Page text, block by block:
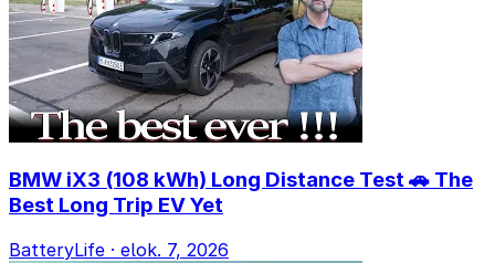
BMW iX3 (108 kWh) Long Distance Test 🚗 The
Best Long Trip EV Yet
BatteryLife · elok. 7, 2026